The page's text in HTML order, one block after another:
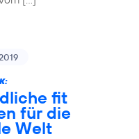
fit
für die
Welt